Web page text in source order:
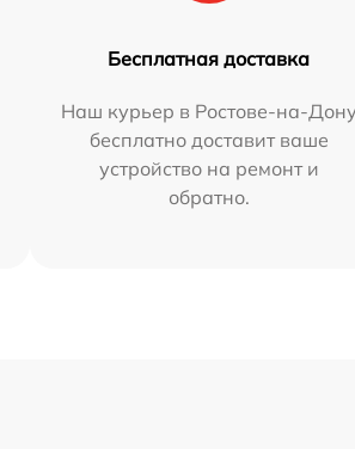
Бесплатная доставка
Наш курьер в Ростове-на-Дону
бесплатно доставит ваше
устройство на ремонт и
обратно.